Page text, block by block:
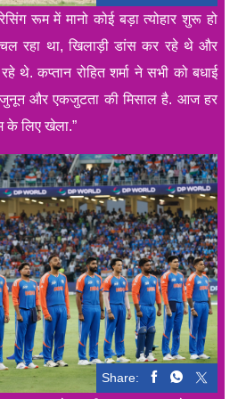
रूम में मानो कोई बड़ा त्योहार शुरू हो
रहा था, खिलाड़ी डांस कर रहे थे और
थे. कप्तान रोहित शर्मा ने सभी को बधाई
जुनून और एकजुटता की मिसाल है. आज हर
के लिए खेला.”
Share: